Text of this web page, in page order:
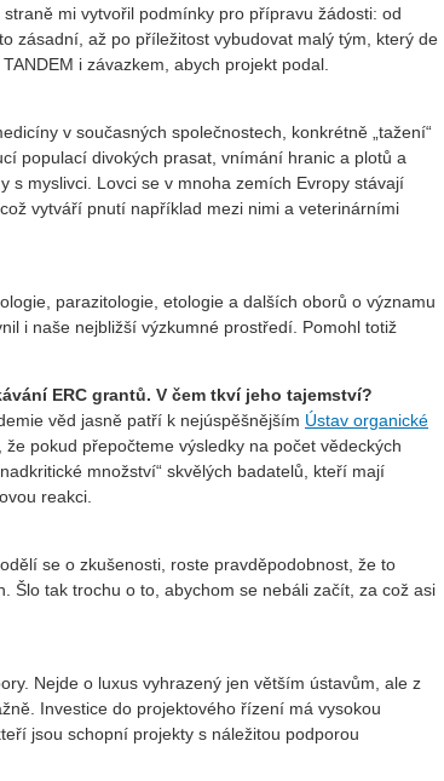
mi vytvořil podmínky pro přípravu žádosti: od
zásadní, až po příležitost vybudovat malý tým, který de
i závazkem, abych projekt podal.
v současných společnostech, konkrétně „tažení“
populací divokých prasat, vnímání hranic a plotů a
s myslivci. Lovci se v mnoha zemích Evropy stávají
vytváří pnutí například mezi nimi a veterinárními
parazitologie, etologie a dalších oborů o významu
i naše nejbližší výzkumné prostředí. Pomohl totiž
ERC grantů. V čem tkví jeho tajemství?
věd jasně patří k nejúspěšnějším Ústav organické
že pokud přepočteme výsledky na počet vědeckých
množství“ skvělých badatelů, kteří mají
reakci.
se o zkušenosti, roste pravděpodobnost, že to
Šlo tak trochu o to, abychom se nebáli začít, za což asi
Nejde o luxus vyhrazený jen větším ústavům, ale z
Investice do projektového řízení má vysokou
jsou schopní projekty s náležitou podporou